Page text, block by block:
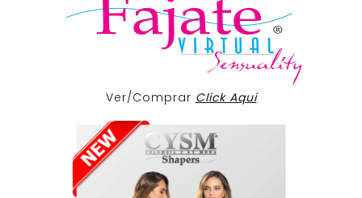
Ver/Comprar Click Aqui